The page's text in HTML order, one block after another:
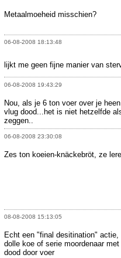
Metaalmoeheid misschien?
06-08-2008 18:13:48
lijkt me geen fijne manier van
06-08-2008 19:43:29
Nou, als je 6 ton voer over je
vlug dood...het is niet hetzelfde
zeggen..
06-08-2008 23:30:08
Zes ton koeien-knäckebröt, ze
08-08-2008 15:13:05
Echt een "final desitination"
dolle koe of serie moordenaar
dood door voer